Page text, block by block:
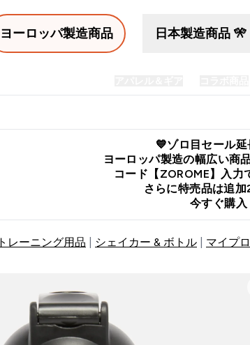
ヨーロッパ製造商品 日本製造商品 🎌
💙ゾロ目セール延
ヨーロッパ製造の幅広い商
コード【ZOROME】入力
さらに特売品は追
今すぐ購入
トレーニング用品 シェイカー & ボトル マイプ